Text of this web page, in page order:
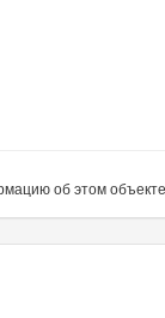
об этом